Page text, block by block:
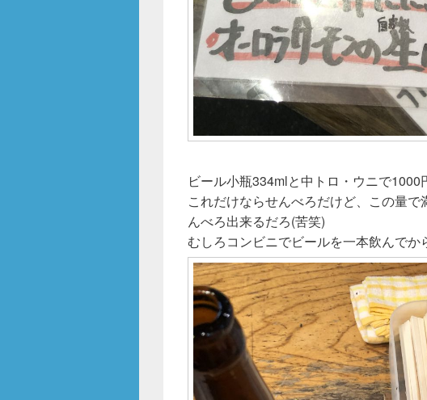
ビール小瓶334mlと中トロ・ウニで1000
これだけならせんべろだけど、この量
んべろ出来るだろ(苦笑)
むしろコンビニでビールを一本飲んでか